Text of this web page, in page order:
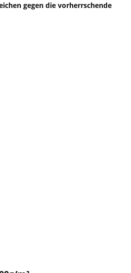
gegen die vorherrschende